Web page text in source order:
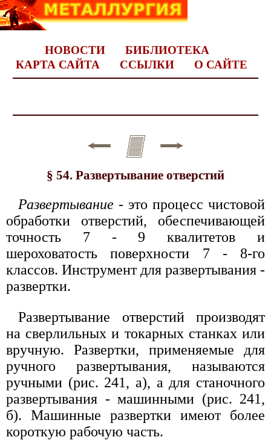
НОВОСТИ
БИБЛИОТЕКА
КАРТА САЙТА
ССЫЛКИ О САЙТЕ
§ 54. Развертывание отверстий
Развертывание - это процесс чистовой
обработки отверстий, обеспечивающей
точность 7 - 9 квалитетов и
шероховатость поверхности 7 - 8-го
классов. Инструмент для развертывания -
развертки.
Развертывание отверстий производят
на сверлильных и токарных станках или
вручную. Развертки, применяемые для
ручного развертывания, называются
ручными (рис. 241, а), а для станочного
развертывания - машинными (рис. 241,
б). Машинные развертки имеют более
короткую рабочую часть.